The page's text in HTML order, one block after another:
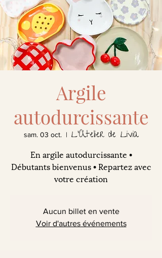
Argile
autodurcissante
sam. 03 oct.
  |
L'Atelier de Livia
En argile autodurcissante •
Débutants bienvenus • Repartez avec
votre création
Aucun billet en vente
Voir d'autres événements